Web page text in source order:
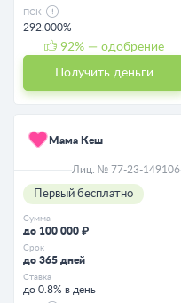
ПСК
292.000%
92% — одобрение
Получить деньги
Мама Кеш
Лиц. № 77-23-149106
Первый бесплатно
Сумма
до 100 000 ₽
Срок
до 365 дней
Ставка
до 0.8% в день